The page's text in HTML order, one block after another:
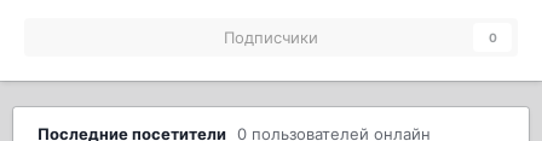
Подписчики 0
Последние посетители 0 пользователей онлайн